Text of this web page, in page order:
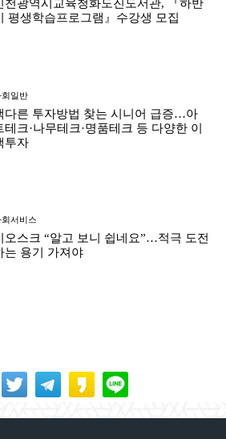
천광역시교육청화도진도서관, 『하반
평생학습프로그램』수강생 모집
회일반
다른 투자방법 찾는 시니어 급증…아
테크·나무테크·명품테크 등 다양한 이
투자
회서비스
오스크 “알고 보니 쉽네요”…적극 도전
는 용기 가져야